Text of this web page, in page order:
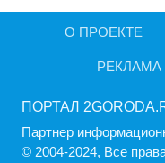
О ПРОЕКТЕ
РЕКЛАМА
ПОРТАЛ
Партнер
© 2004-2024, Все